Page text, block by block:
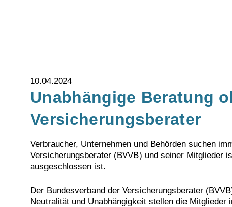
10.04.2024
Unabhängige Beratung
Versicherungsberater
Verbraucher, Unternehmen und Behörden suchen
Versicherungsberater (BVVB) und seiner Mitglieder
ausgeschlossen ist.
Der Bundesverband der Versicherungsberater
Neutralität und Unabhängigkeit stellen die